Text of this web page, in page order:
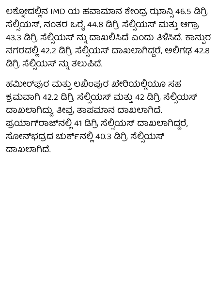
ಲಕ್ನೋದಲ್ಲಿನ IMD ಯ ಹವಾಮಾನ ಕೇಂದ್ರ ಝಾನ್ಸಿ 46.5 ಡಿಗ್ರಿ
ಸೆಲ್ಸಿಯಸ್, ನಂತರ ಒರೈ 44.8 ಡಿಗ್ರಿ ಸೆಲ್ಸಿಯಸ್ ಮತ್ತು ಆಗ್ರಾ
43.3 ಡಿಗ್ರಿ ಸೆಲ್ಸಿಯಸ್ ನ್ನು ದಾಖಲಿಸಿದೆ ಎಂದು ತಿಳಿಸಿದೆ. ಕಾನ್ಪುರ
ನಗರದಲ್ಲಿ 42.2 ಡಿಗ್ರಿ ಸೆಲ್ಸಿಯಸ್ ದಾಖಲಾಗಿದ್ದರೆ, ಅಲಿಗಢ 42.8
ಡಿಗ್ರಿ ಸೆಲ್ಸಿಯಸ್ ನ್ನು ತಲುಪಿದೆ.
ಹಮೀರ್‌ಪುರ ಮತ್ತು ಲಖಿಂಪುರ ಖೇರಿಯಲ್ಲಿಯೂ ಸಹ
ಕ್ರಮವಾಗಿ 42.2 ಡಿಗ್ರಿ ಸೆಲ್ಸಿಯಸ್ ಮತ್ತು 42 ಡಿಗ್ರಿ ಸೆಲ್ಸಿಯಸ್
ದಾಖಲಾಗಿದ್ದು, ತೀವ್ರ ತಾಪಮಾನ ದಾಖಲಾಗಿದೆ.
ಪ್ರಯಾಗ್‌ರಾಜ್‌ನಲ್ಲಿ 41 ಡಿಗ್ರಿ ಸೆಲ್ಸಿಯಸ್ ದಾಖಲಾಗಿದ್ದರೆ,
ಸೋನ್‌ಭದ್ರದ ಚುರ್ಕ್‌ನಲ್ಲಿ 40.3 ಡಿಗ್ರಿ ಸೆಲ್ಸಿಯಸ್
ದಾಖಲಾಗಿದೆ.